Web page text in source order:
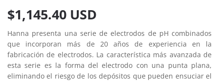
$1,145.40 USD
Hanna presenta una serie de electrodos de pH combinados
que incorporan más de 20 años de experiencia en la
fabricación de electrodos. La característica más avanzada de
esta serie es la forma del electrodo con una punta plana,
eliminando el riesgo de los depósitos que pueden ensuciar el